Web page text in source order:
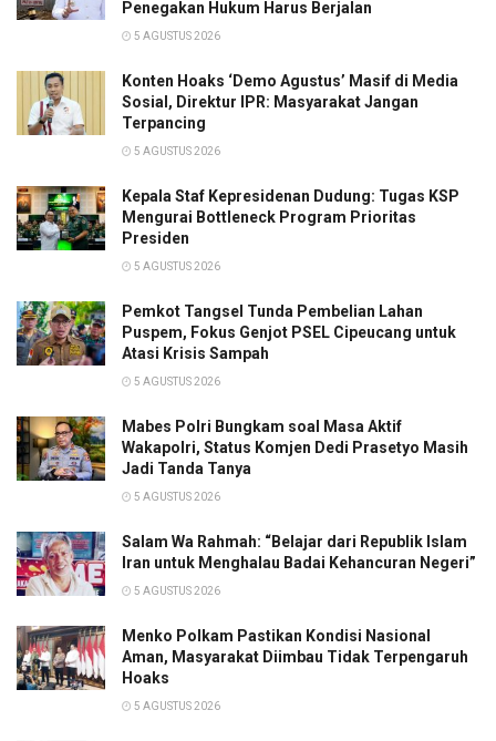
Penegakan Hukum Harus Berjalan
5 AGUSTUS 2026
Konten Hoaks ‘Demo Agustus’ Masif di Media
Sosial, Direktur IPR: Masyarakat Jangan
Terpancing
5 AGUSTUS 2026
Kepala Staf Kepresidenan Dudung: Tugas KSP
Mengurai Bottleneck Program Prioritas
Presiden
5 AGUSTUS 2026
Pemkot Tangsel Tunda Pembelian Lahan
Puspem, Fokus Genjot PSEL Cipeucang untuk
Atasi Krisis Sampah
5 AGUSTUS 2026
Mabes Polri Bungkam soal Masa Aktif
Wakapolri, Status Komjen Dedi Prasetyo Masih
Jadi Tanda Tanya
5 AGUSTUS 2026
Salam Wa Rahmah: “Belajar dari Republik Islam
Iran untuk Menghalau Badai Kehancuran Negeri”
5 AGUSTUS 2026
Menko Polkam Pastikan Kondisi Nasional
Aman, Masyarakat Diimbau Tidak Terpengaruh
Hoaks
5 AGUSTUS 2026